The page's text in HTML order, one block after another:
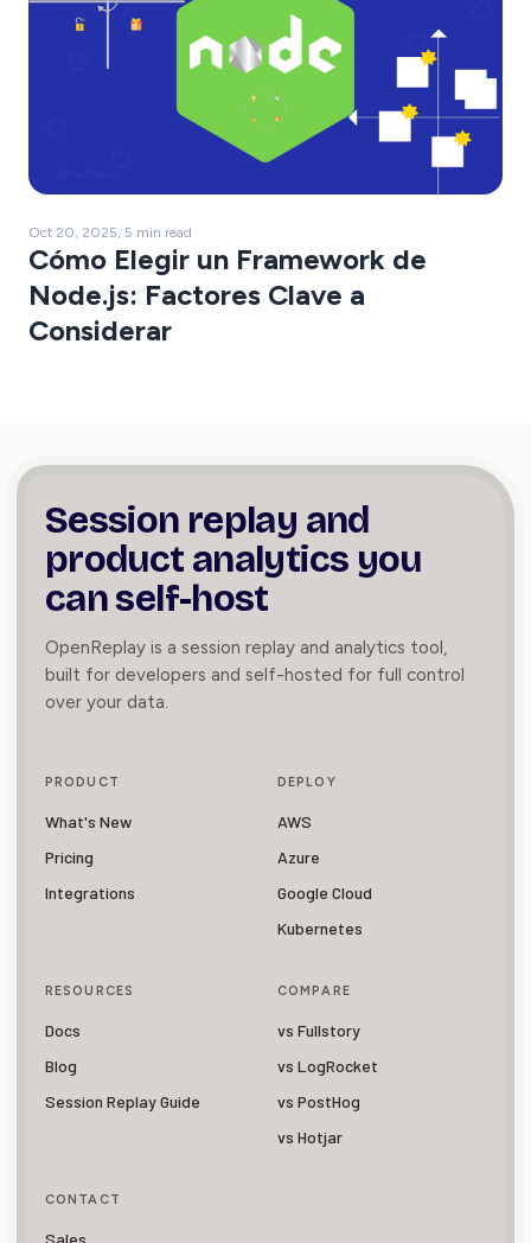
Oct 20, 2025, 5 min read
Cómo Elegir un Framework de
Node.js: Factores Clave a
Considerar
Session replay and
product analytics you
can self-host
OpenReplay is a session replay and analytics tool,
built for developers and self-hosted for full control
over your data.
PRODUCT
What's New
Pricing
Integrations
DEPLOY
AWS
Azure
Google Cloud
Kubernetes
RESOURCES
Docs
Blog
Session Replay Guide
COMPARE
vs Fullstory
vs LogRocket
vs PostHog
vs Hotjar
CONTACT